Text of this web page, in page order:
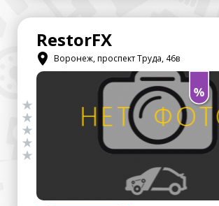
RestorFX
Воронеж, проспект Труда, 46в